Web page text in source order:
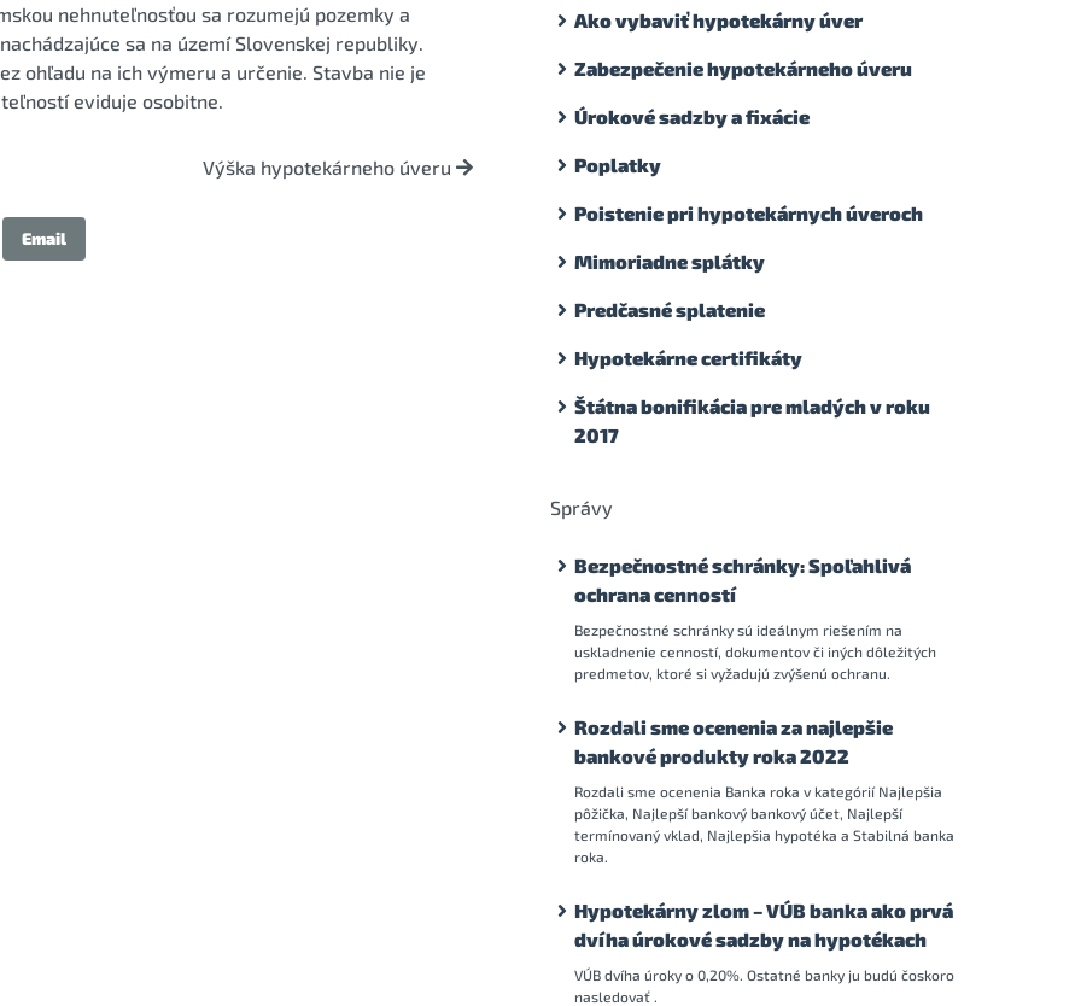
nehnuteľnosťou sa rozumejú pozemky a
sa na území Slovenskej republiky.
ohľadu na ich výmeru a určenie. Stavba nie je
eviduje osobitne.
Výška hypotekárneho úveru
Email
Ako vybaviť hypotekárny úver
Zabezpečenie hypotekárneho úveru
Úrokové sadzby a fixácie
Poplatky
Poistenie pri hypotekárnych úveroch
Mimoriadne splátky
Predčasné splatenie
Hypotekárne certifikáty
Štátna bonifikácia pre mladých v roku
2017
Správy
Bezpečnostné schránky: Spoľahlivá
ochrana cenností
Bezpečnostné schránky sú ideálnym riešením na
uskladnenie cenností, dokumentov či iných dôležitých
predmetov, ktoré si vyžadujú zvýšenú ochranu.
Rozdali sme ocenenia za najlepšie
bankové produkty roka 2022
Rozdali sme ocenenia Banka roka v kategórií Najlepšia
pôžička, Najlepší bankový bankový účet, Najlepší
termínovaný vklad, Najlepšia hypotéka a Stabilná banka
roka.
Hypotekárny zlom – VÚB banka ako prvá
dvíha úrokové sadzby na hypotékach
VÚB dvíha úroky o 0,20%. Ostatné banky ju budú čoskoro
nasledovať .